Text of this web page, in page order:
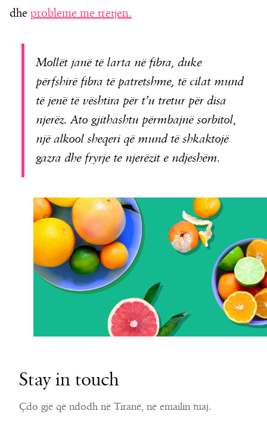
dhe probleme me tretjen.
Mollët janë të larta në fibra, duke
përfshirë fibra të patretshme, të cilat mund
të jenë të vështira për t’u tretur për disa
njerëz. Ato gjithashtu përmbajnë sorbitol,
një alkool sheqeri që mund të shkaktojë
gazra dhe fryrje te njerëzit e ndjeshëm.
Stay in touch
Çdo gjë që ndodh në Tiranë, në emailin tuaj.